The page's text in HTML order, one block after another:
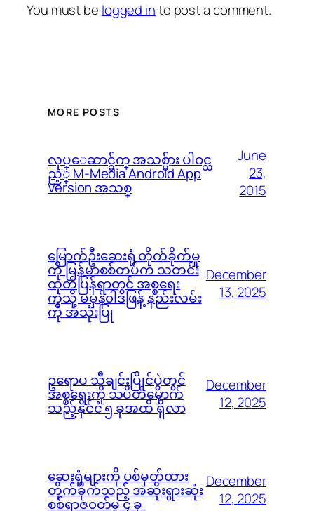
You must be logged into post a comment.
MORE POSTS
လုပ္ေဆာင္ခ်က္ အသစ္မ်ား ပါဝင္သ
ည့္ M-Media Android App
Version အသစ္
June
23,
2015
မြောက်ဦးဆေးရုံ တိုက်ခိုက်မှု
ကို မြန်မာစစ်တပ်က သတင်း
ထုတ်ပြန်ရာတွင် အစ္စရေး
ကဲ့သို့ မမှန်၀ါဒဖြန့် နည်းလမ်း
ကို အသုံးပြု
December
13, 2025
ဥရောပ သီချင်းပြိုင်ပွဲတွင်
အစ္စရေးကို သပိတ်မှောက်
သည့်နိုင်ငံ ၅ ခုအထိ ရှိလာ
December
12, 2025
ဆေးရုံများကို ပစ်မှတ်ထား
တိုက်ခိုက်သည့် အဆိုးရွားဆုံး
စစ်ရာဇ၀တ်မှု ၄ ခု
December
12, 2025